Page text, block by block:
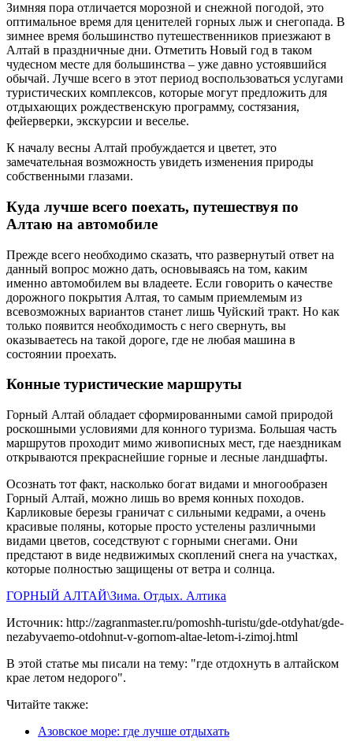
Зимняя пора отличается морозной и снежной погодой, это
оптимальное время для ценителей горных лыж и снегопада. В
зимнее время большинство путешественников приезжают в
Алтай в праздничные дни. Отметить Новый год в таком
чудесном месте для большинства – уже давно устоявшийся
обычай. Лучше всего в этот период воспользоваться услугами
туристических комплексов, которые могут предложить для
отдыхающих рождественскую программу, состязания,
фейерверки, экскурсии и веселье.
К началу весны Алтай пробуждается и цветет, это
замечательная возможность увидеть изменения природы
собственными глазами.
Куда лучше всего поехать, путешествуя по
Алтаю на автомобиле
Прежде всего необходимо сказать, что развернутый ответ на
данный вопрос можно дать, основываясь на том, каким
именно автомобилем вы владеете. Если говорить о качестве
дорожного покрытия Алтая, то самым приемлемым из
всевозможных вариантов станет лишь Чуйский тракт. Но как
только появится необходимость с него свернуть, вы
оказываетесь на такой дороге, где не любая машина в
состоянии проехать.
Конные туристические маршруты
Горный Алтай обладает сформированными самой природой
роскошными условиями для конного туризма. Большая часть
маршрутов проходит мимо живописных мест, где наездникам
открываются прекраснейшие горные и лесные ландшафты.
Осознать тот факт, насколько богат видами и многообразен
Горный Алтай, можно лишь во время конных походов.
Карликовые березы граничат с сильными кедрами, а очень
красивые поляны, которые просто устелены различными
видами цветов, соседствуют с горными снегами. Они
предстают в виде недвижимых скоплений снега на участках,
которые полностью защищены от ветра и солнца.
ГОРНЫЙ АЛТАЙ\Зима. Отдых. Алтика
Источник: http://zagranmaster.ru/pomoshh-turistu/gde-otdyhat/gde-
nezabyvaemo-otdohnut-v-gornom-altae-letom-i-zimoj.html
В этой статье мы писали на тему: "где отдохнуть в алтайском
крае летом недорого".
Читайте также:
Азовское море: где лучше отдыхать